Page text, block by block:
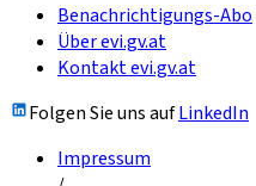
Benachrichtigungs-Abo
Über evi.gv.at
Kontakt evi.gv.at
Folgen Sie uns aufLinkedIn
Impressum